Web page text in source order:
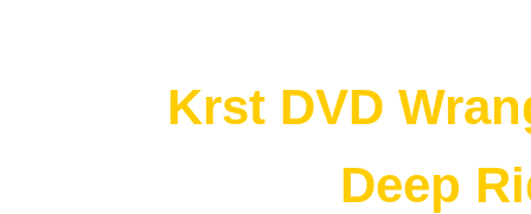
Krst DVD
Deep